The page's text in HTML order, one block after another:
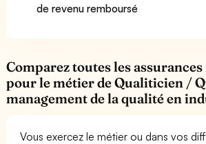
de revenu remboursé
Comparez toutes les
pour le métier de Qualiticien /
management de la qualité en
Vous exercez le métier ou dans vos